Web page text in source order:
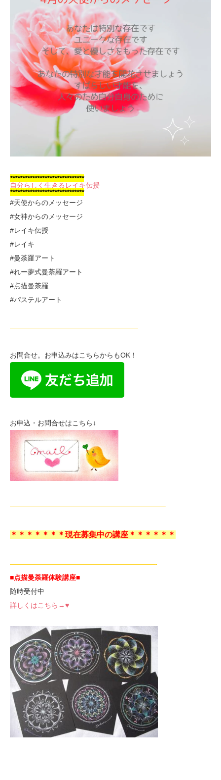
******************************
自分らしく生きるレイキ伝授
******************************
#天使からのメッセージ
#女神からのメッセージ
#レイキ伝授
#レイキ
#曼荼羅アート
#れー夢式曼荼羅アート
#点描曼荼羅
#パステルアート
——————————————————–
お問合せ。お申込みはこちらからもOK！
お申込・お問合せはこちら↓
——————————————————————–
＊＊＊＊＊＊＊現在募集中の講座＊＊＊＊＊＊
—————————————————————-
■点描曼荼羅体験講座■
随時受付中
詳しくはこちら→♥